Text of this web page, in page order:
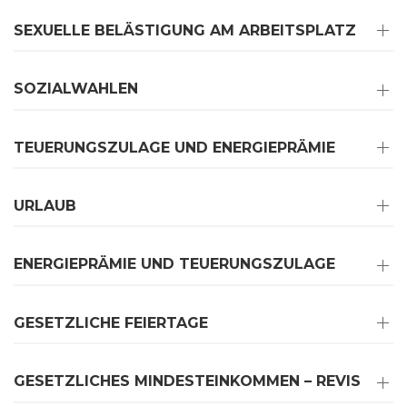
SEXUELLE BELÄSTIGUNG AM ARBEITSPLATZ
SOZIALWAHLEN
TEUERUNGSZULAGE UND ENERGIEPRÄMIE
URLAUB
ENERGIEPRÄMIE UND TEUERUNGSZULAGE
GESETZLICHE FEIERTAGE
GESETZLICHES MINDESTEINKOMMEN – REVIS